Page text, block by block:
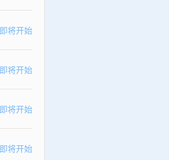
即将开始
即将开始
即将开始
即将开始